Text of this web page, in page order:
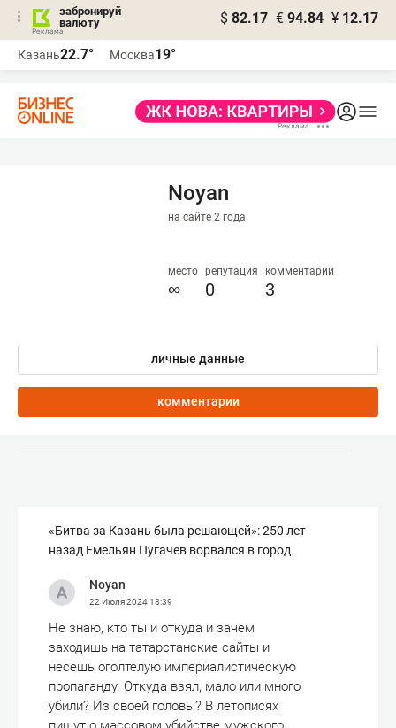
забронируй
валюту
$ 82.17 € 94.84 ¥ 12.17
Казань22.7° Москва19°
Noyan
на сайте 2 года
место
∞
репутация
0
комментарии
3
личные данные
комментарии
«Битва за Казань была решающей»: 250 лет
назад Емельян Пугачев ворвался в город
Noyan
22 Июля 202418:39
Не знаю, кто ты и откуда и зачем
заходишь на татарстанские сайты и
несешь оголтелую империалистическую
пропаганду. Откуда взял, мало или много
убили? Из своей головы? В летописях